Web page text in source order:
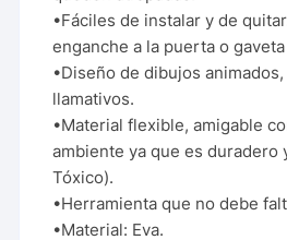
•Fáciles de instalar y de
enganche a la puerta o
•Diseño de dibujos
llamativos.
•Material flexible, amigable
ambiente ya que es duradero
Tóxico).
•Herramienta que no debe
•Material: Eva.